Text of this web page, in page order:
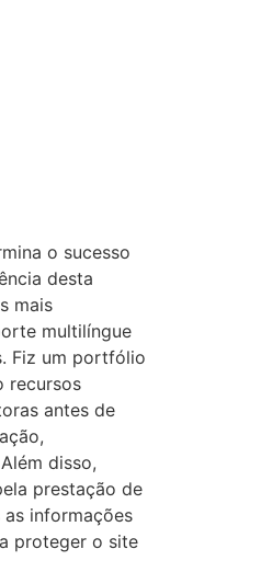
o sucesso
desta
mais
multilíngue
Fiz um portfólio
recursos
antes de
disso,
prestação de
informações
proteger o site